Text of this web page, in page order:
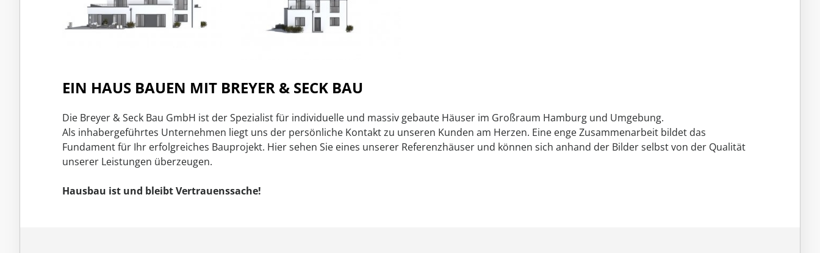
EIN HAUS BAUEN MIT BREYER & SECK BAU
Die Breyer & Seck Bau GmbH ist der Spezialist für individuelle und massiv gebaute Häuser im Großraum Hamburg und Umgebung.
Als inhabergeführtes Unternehmen liegt uns der persönliche Kontakt zu unseren Kunden am Herzen. Eine enge Zusammenarbeit bildet das
Fundament für Ihr erfolgreiches Bauprojekt. Hier sehen Sie eines unserer Referenzhäuser und können sich anhand der Bilder selbst von der Qualität
unserer Leistungen überzeugen.
Hausbau ist und bleibt Vertrauenssache!